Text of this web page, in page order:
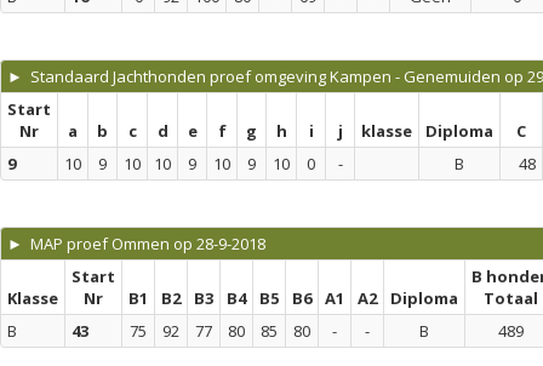
► Standaard Jachthonden proef omgeving Kampen - Genemuiden op
Start
Nr
a b c d e f g h i j klasse Diploma
C
9
10 9 10 10 9 10 9 10 0 - B 48
► MAP proef Ommen op 28-9-2018
Klasse
Start
Nr
B1 B2 B3 B4 B5 B6 A1 A2 Diploma
B
Totaal
B
43 75 92 77 80 85 80 - - B 489